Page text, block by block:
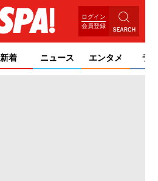
ログイン
会員登録
新着 ニュース エンタメ ライ